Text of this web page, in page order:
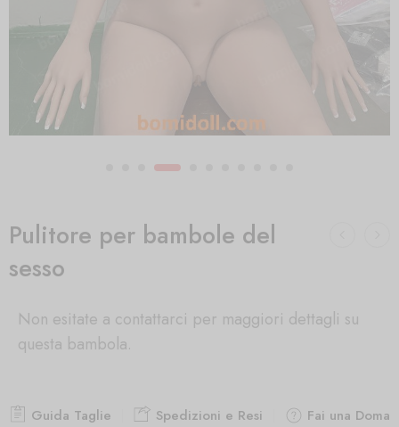
Pulitore per bambole del
sesso
Non esitate a contattarci per maggiori dettagli su
questa bambola.
Guida Taglie Spedizioni e Resi
Fai una